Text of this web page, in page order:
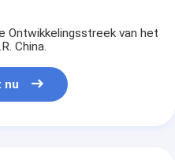
Ontwikkelingsstreek van het
China.
nu